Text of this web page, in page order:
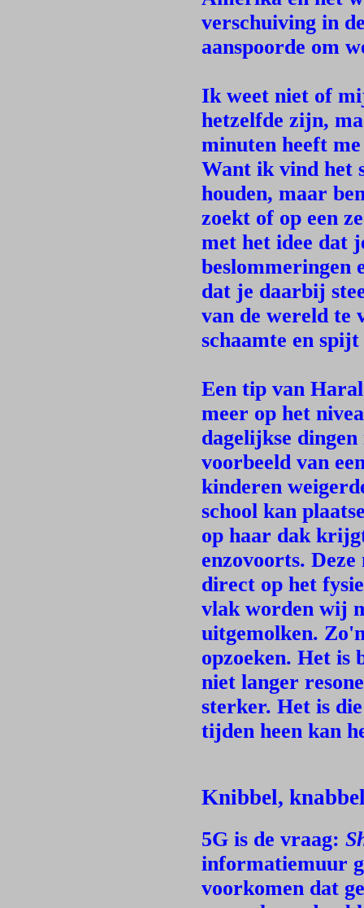
verschuiving in
aanspoorde om
Ik weet niet of
hetzelfde zijn,
minuten heeft
Want ik vind het
houden, maar
zoekt of op een
met het idee dat
beslommeringen
dat je daarbij
van de wereld te
schaamte en
Een tip van
meer op het
dagelijkse
voorbeeld van
kinderen
school kan
op haar dak
enzovoorts.
direct op het
vlak worden wij
uitgemolken.
opzoeken. Het is
niet langer
sterker. Het is
tijden heen kan
Knibbel,
5G is de vraag:
informatiemuur
voorkomen dat